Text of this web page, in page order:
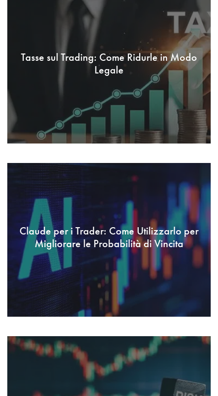
Tasse sul Trading: Come Ridurle in Modo
Legale
Claude per i Trader: Come Utilizzarlo per
Migliorare le Probabilità di Vincita